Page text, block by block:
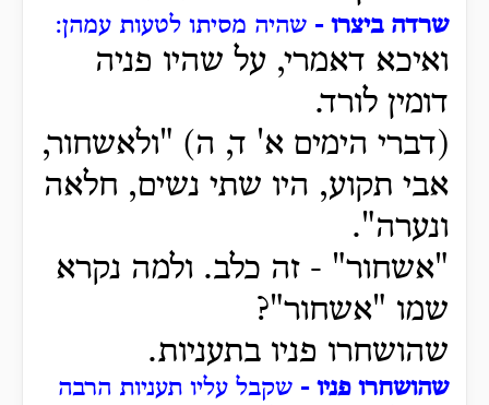
שרדה ביצרו - שהיה מסיתו לטעות עמהן:
ואיכא דאמרי, על שהיו פניה
דומין לורד.
(דברי הימים א' ד, ה) "ולאשחור,
אבי תקוע, היו שתי נשים, חלאה
ונערה".
"אשחור" - זה כלב. ולמה נקרא
שמו "אשחור"?
שהושחרו פניו בתעניות.
שהושחרו פניו - שקבל עליו תעניות הרבה